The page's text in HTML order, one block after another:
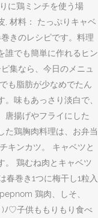
に鶏ミンチを使う場
, 材料： たっぷりキャベ
きのレシピです。料理
誰でも簡単に作れるヒン
集なら、今日のメニュ
も脂肪が少なめでたん
味もあっさり淡白で、
唐揚げやフライにした
た鶏胸肉料理は、お弁当
キンカツ。 キャベツと
。 鶏むね肉とキャベツ
巻き1つに梅干し1粒入
鶏肉、しそ、
)ﾉ♡子供ももりもり食べ